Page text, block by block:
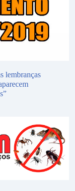
lembranças